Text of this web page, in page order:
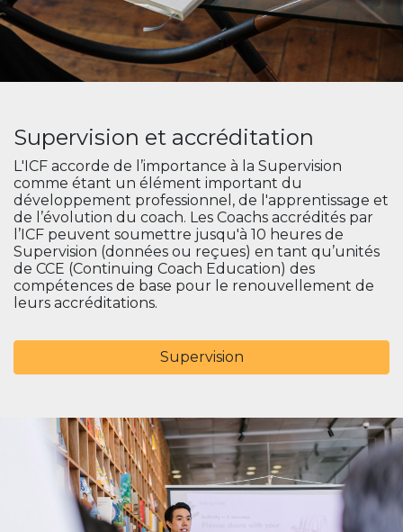
Supervision et accréditation
L'ICF accorde de l’importance à la Supervision
comme étant un élément important du
développement professionnel, de l'apprentissage et
de l’évolution du coach. Les Coachs accrédités par
l’ICF peuvent soumettre jusqu'à 10 heures de
Supervision (données ou reçues) en tant qu’unités
de CCE (Continuing Coach Education) des
compétences de base pour le renouvellement de
leurs accréditations.
Supervision